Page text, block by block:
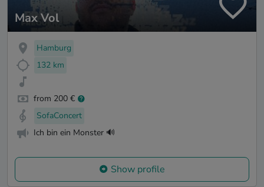
Max Vol
Hamburg
132 km
from 200 €
SofaConcert
Ich bin ein Monster 🔊
Show profile